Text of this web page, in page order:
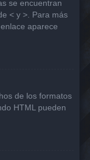
se encuentran
< y >. Para más
aparece
de los formatos
HTML pueden